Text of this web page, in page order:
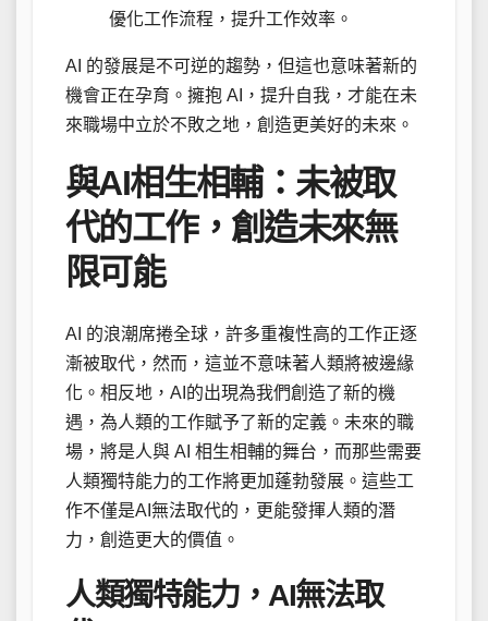
優化工作流程，提升工作效率。
AI 的發展是不可逆的趨勢，但這也意味著新的
機會正在孕育。擁抱 AI，提升自我，才能在未
來職場中立於不敗之地，創造更美好的未來。
與AI相生相輔：未被取
代的工作，創造未來無
限可能
AI 的浪潮席捲全球，許多重複性高的工作正逐
漸被取代，然而，這並不意味著人類將被邊緣
化。相反地，AI的出現為我們創造了新的機
遇，為人類的工作賦予了新的定義。未來的職
場，將是人與 AI 相生相輔的舞台，而那些需要
人類獨特能力的工作將更加蓬勃發展。這些工
作不僅是AI無法取代的，更能發揮人類的潛
力，創造更大的價值。
人類獨特能力，AI無法取